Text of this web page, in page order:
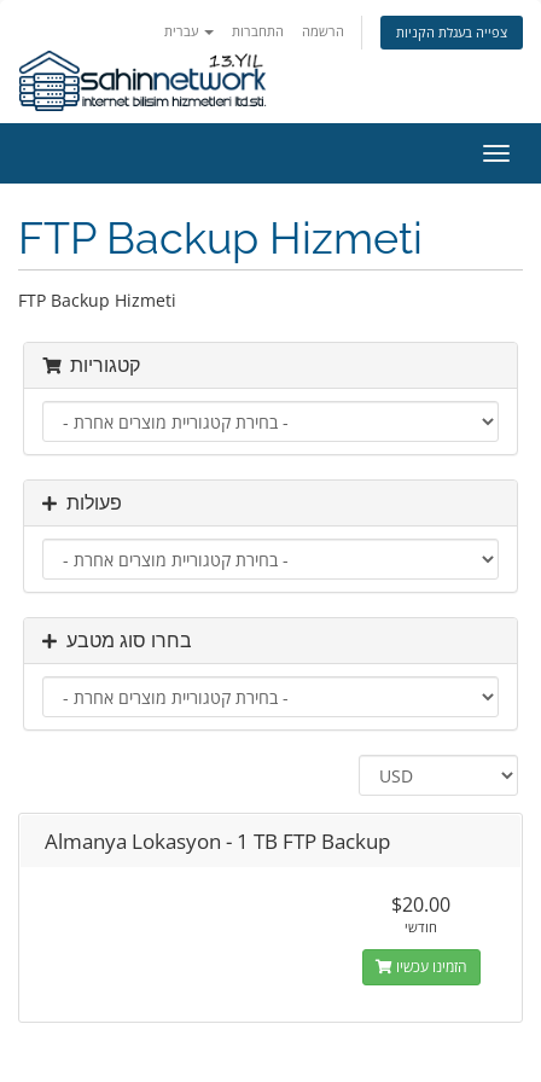
התחברות הרשמה צפייה בעגלת הקניות
ניווט
FTP Backup Hizmeti
FTP Backup Hizmeti
קטגוריות
פעולות
בחרו סוג מטבע
Almanya Lokasyon - 1 TB FTP Backup
$20.00
חודשי
הזמינו עכשיו